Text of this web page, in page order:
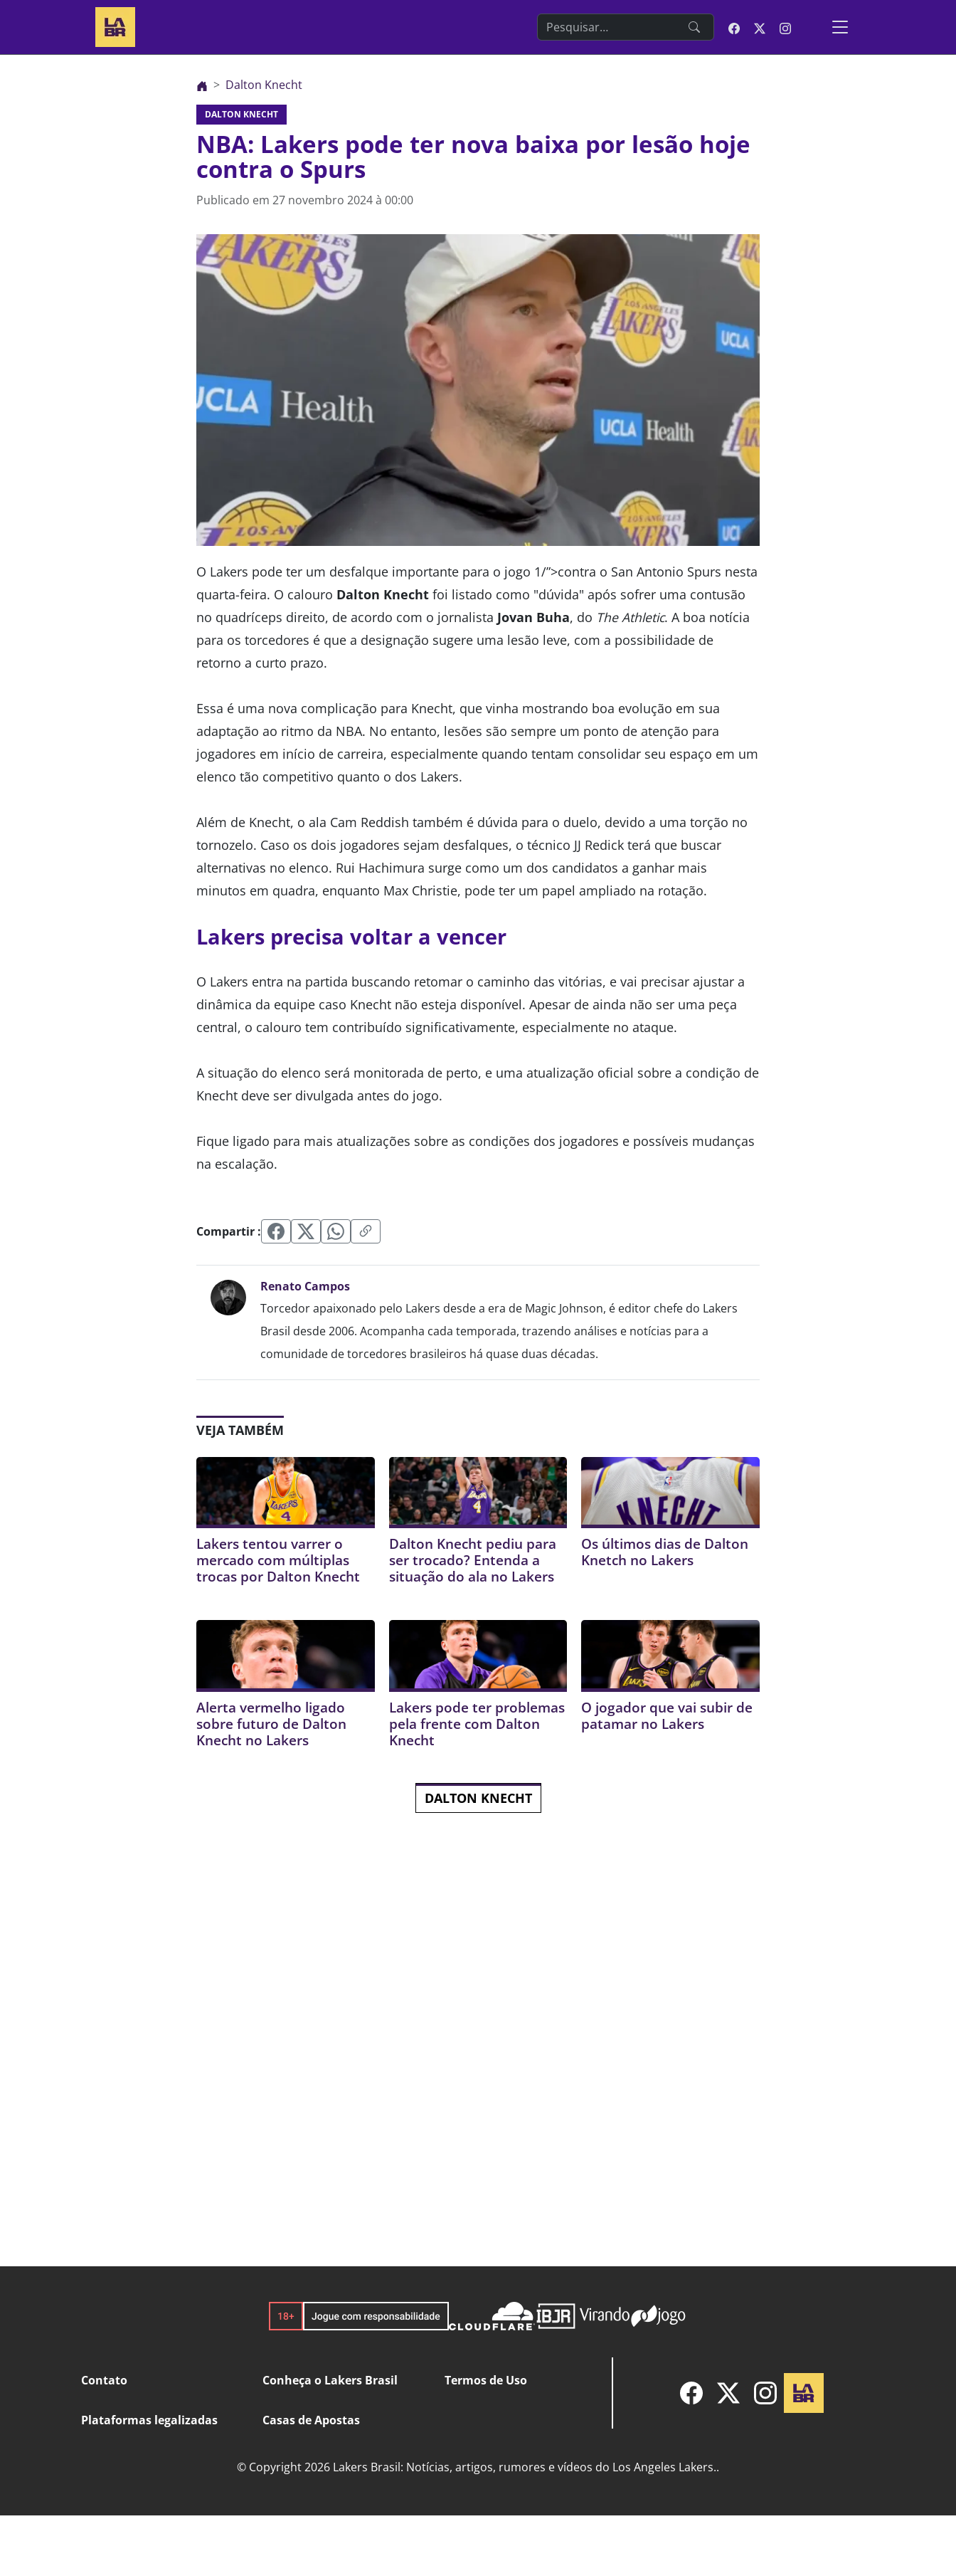
Search the website
Dalton Knecht
DALTON KNECHT
NBA: Lakers pode ter nova baixa por lesão hoje
contra o Spurs
Publicado em 27 novembro 2024 à 00:00
O Lakers pode ter um desfalque importante para o jogo 1/”>contra o San Antonio Spurs nesta
quarta-feira. O calouro Dalton Knecht foi listado como "dúvida" após sofrer uma contusão
no quadríceps direito, de acordo com o jornalista Jovan Buha, do The Athletic. A boa notícia
para os torcedores é que a designação sugere uma lesão leve, com a possibilidade de
retorno a curto prazo.
Essa é uma nova complicação para Knecht, que vinha mostrando boa evolução em sua
adaptação ao ritmo da NBA. No entanto, lesões são sempre um ponto de atenção para
jogadores em início de carreira, especialmente quando tentam consolidar seu espaço em um
elenco tão competitivo quanto o dos Lakers.
Além de Knecht, o ala Cam Reddish também é dúvida para o duelo, devido a uma torção no
tornozelo. Caso os dois jogadores sejam desfalques, o técnico JJ Redick terá que buscar
alternativas no elenco. Rui Hachimura surge como um dos candidatos a ganhar mais
minutos em quadra, enquanto Max Christie, pode ter um papel ampliado na rotação.
Lakers precisa voltar a vencer
O Lakers entra na partida buscando retomar o caminho das vitórias, e vai precisar ajustar a
dinâmica da equipe caso Knecht não esteja disponível. Apesar de ainda não ser uma peça
central, o calouro tem contribuído significativamente, especialmente no ataque.
A situação do elenco será monitorada de perto, e uma atualização oficial sobre a condição de
Knecht deve ser divulgada antes do jogo.
Fique ligado para mais atualizações sobre as condições dos jogadores e possíveis mudanças
na escalação.
Compartir :
Renato Campos
Torcedor apaixonado pelo Lakers desde a era de Magic Johnson, é editor chefe do Lakers
Brasil desde 2006. Acompanha cada temporada, trazendo análises e notícias para a
comunidade de torcedores brasileiros há quase duas décadas.
VEJA TAMBÉM
Lakers tentou varrer o
mercado com múltiplas
trocas por Dalton Knecht
Dalton Knecht pediu para
ser trocado? Entenda a
situação do ala no Lakers
Os últimos dias de Dalton
Knetch no Lakers
Alerta vermelho ligado
sobre futuro de Dalton
Knecht no Lakers
Lakers pode ter problemas
pela frente com Dalton
Knecht
O jogador que vai subir de
patamar no Lakers
DALTON KNECHT
Contato Conheça o Lakers Brasil Termos de Uso
Plataformas legalizadas Casas de Apostas
© Copyright 2026 Lakers Brasil: Notícias, artigos, rumores e vídeos do Los Angeles Lakers..